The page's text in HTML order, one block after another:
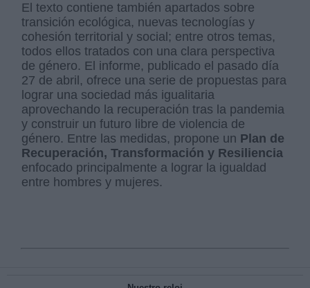
El texto contiene también apartados sobre
transición ecológica, nuevas tecnologías y
cohesión territorial y social; entre otros temas,
todos ellos tratados con una clara perspectiva
de género. El informe, publicado el pasado día
27 de abril, ofrece una serie de propuestas para
lograr una sociedad más igualitaria
aprovechando la recuperación tras la pandemia
y construir un futuro libre de violencia de
género. Entre las medidas, propone un Plan de
Recuperación, Transformación y Resiliencia
enfocado principalmente a lograr la igualdad
entre hombres y mujeres.